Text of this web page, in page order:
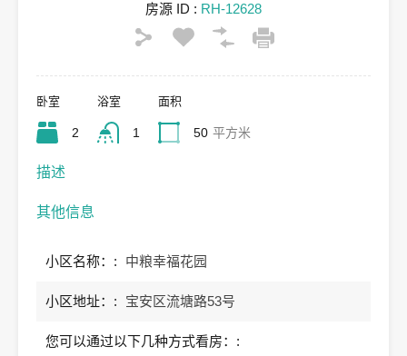
房源 ID : RH-12628
卧室
2
浴室
1
面积
50 平方米
描述
其他信息
小区名称：: 中粮幸福花园
小区地址：: 宝安区流塘路53号
您可以通过以下几种方式看房：: